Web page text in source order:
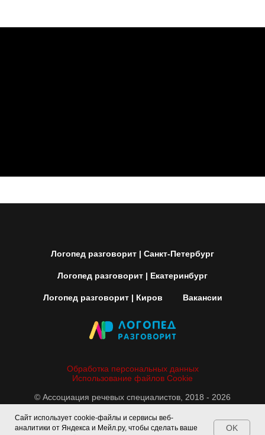
Логопед разговорит | Санкт-Петербург
Логопед разговорит | Екатеринбург
Логопед разговорит | Киров Вакансии
Обработка персональных данных
Использование файлов Cookie
© Ассоциация речевых специалистов, 2018 - 2026
Сайт использует cookie-файлы и сервисы веб-
аналитики от Яндекса и Мейл.ру, чтобы сделать ваше
OK